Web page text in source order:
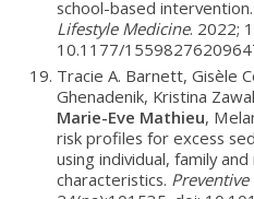
school-based intervention.
Lifestyle Medicine. 2022;
10.1177/
Tracie A. Barnett, Gisèle
Ghenadenik, Kristina
Marie-Eve Mathieu,
risk profiles for excess
using individual, family
characteristics.